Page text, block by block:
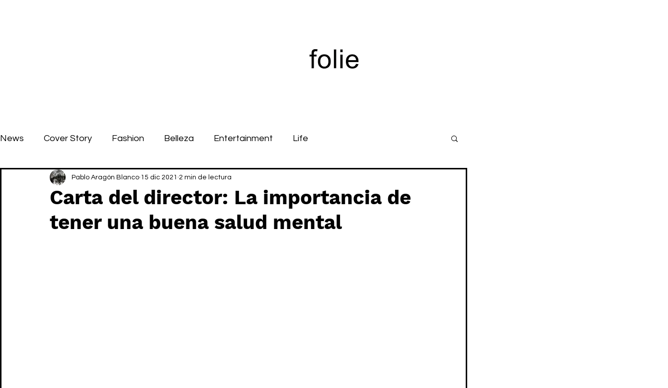
News Cover Story Fashion Belleza Entertainment Life
Carta del director: La importancia de
tener una buena salud mental
Pablo Aragón Blanco 15 dic 2021 2 min de lectura